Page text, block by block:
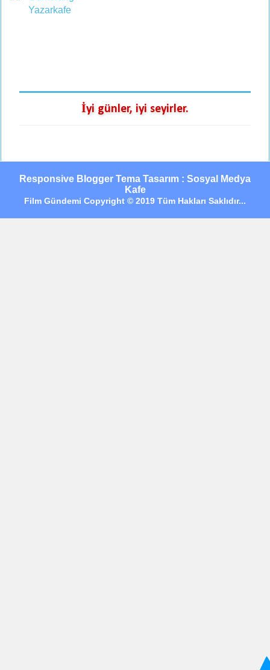
İyi günler, iyi seyirler.
Responsive Blogger Tema Tasarım : Sosyal Medya
Kafe
Film Gündemi Copyright © 2019 Tüm Hakları Saklıdır...